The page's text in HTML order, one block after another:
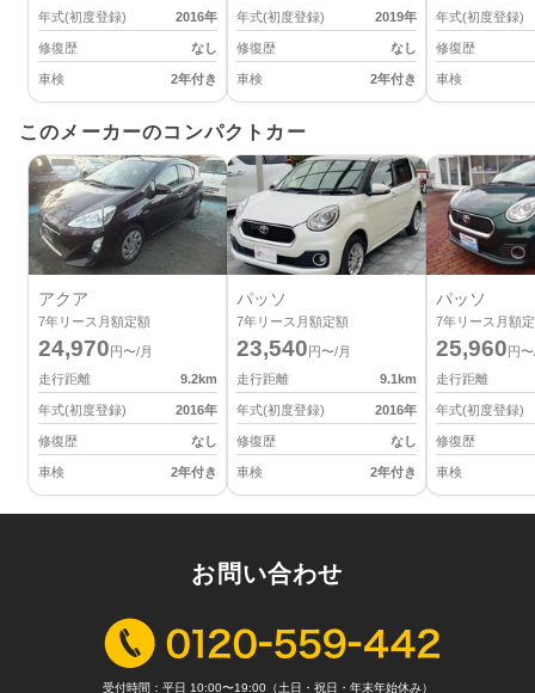
年式(初度登録) 2016年
修復歴 なし
車検 2年付き
年式(初度登録) 2019年
修復歴 なし
車検 2年付き
年式(初度登録)
修復歴
車検
このメーカーのコンパクトカー
アクア
7年リース月額定額
24,970円〜/月
走行距離
9.2km
年式(初度登録) 2016年
修復歴 なし
車検 2年付き
パッソ
7年リース月額定額
23,540円〜/月
走行距離
9.1km
年式(初度登録) 2016年
修復歴 なし
車検 2年付き
パッソ
7年リース月額
25,960円
走行距離
年式(初度登録)
修復歴
車検
お問い合わせ
受付時間：平日 10:00〜19:00（土日・祝日・年末年始休み）